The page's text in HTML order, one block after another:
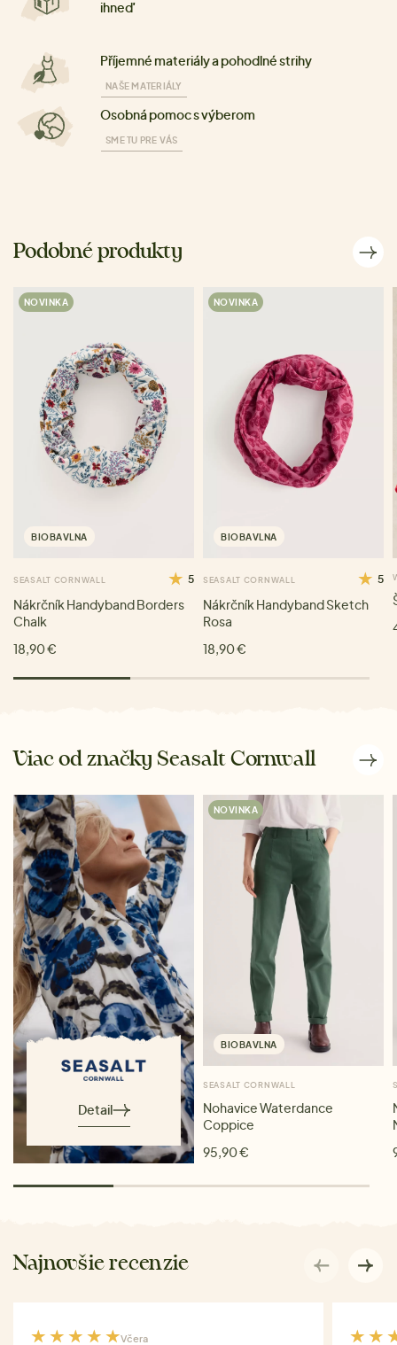
ihneď
Příjemné materiály a pohodlné strihy
NAŠE MATERIÁLY
Osobná pomoc s výberom
SME TU PRE VÁS
Podobné produkty
NOVINKA
BIOBAVLNA
SEASALT CORNWALL 5
Nákrčník Handyband Borders
Chalk
18,90 €
NOVINKA
BIOBAVLNA
SEASALT CORNWALL 5
Nákrčník Handyband Sketch
Rosa
18,90 €
Viac od značky Seasalt Cornwall
Detail
NOVINKA
BIOBAVLNA
SEASALT CORNWALL
Nohavice Waterdance
Coppice
95,90 €
Najnovšie recenzie
Včera